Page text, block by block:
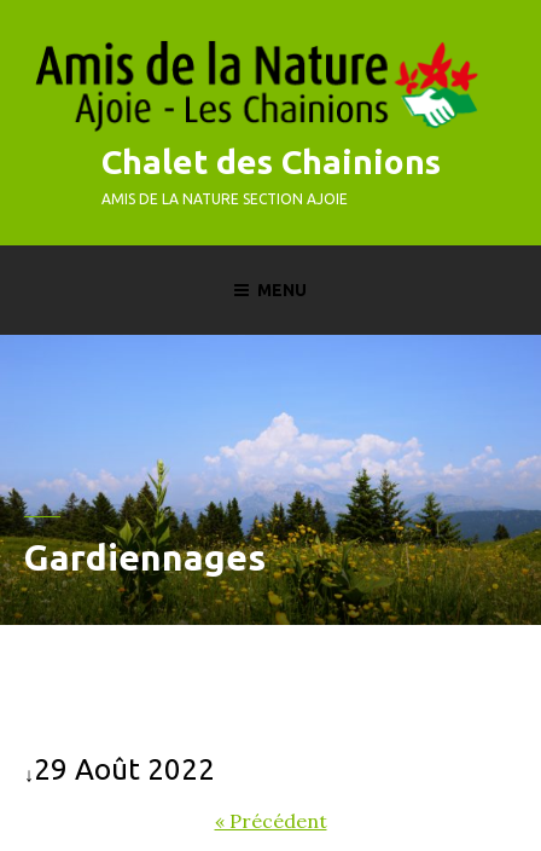
content
Chalet des Chainions
AMIS DE LA NATURE SECTION AJOIE
MENU
Gardiennages
↓ 29 Août 2022
« Précédent